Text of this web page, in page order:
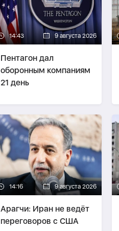
14:43 9 августа 2026
Пентагон дал
оборонным компаниям
21 день
14:16 9 августа 2026
Арагчи: Иран не ведёт
переговоров с США